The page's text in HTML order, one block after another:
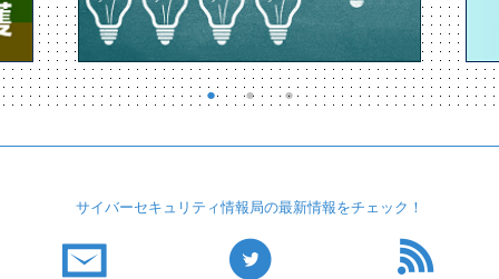
サイバーセキュリティ情報局の最新情報をチェック！